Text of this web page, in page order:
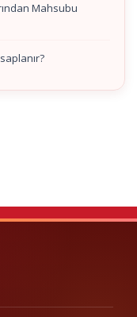
Mahsubu